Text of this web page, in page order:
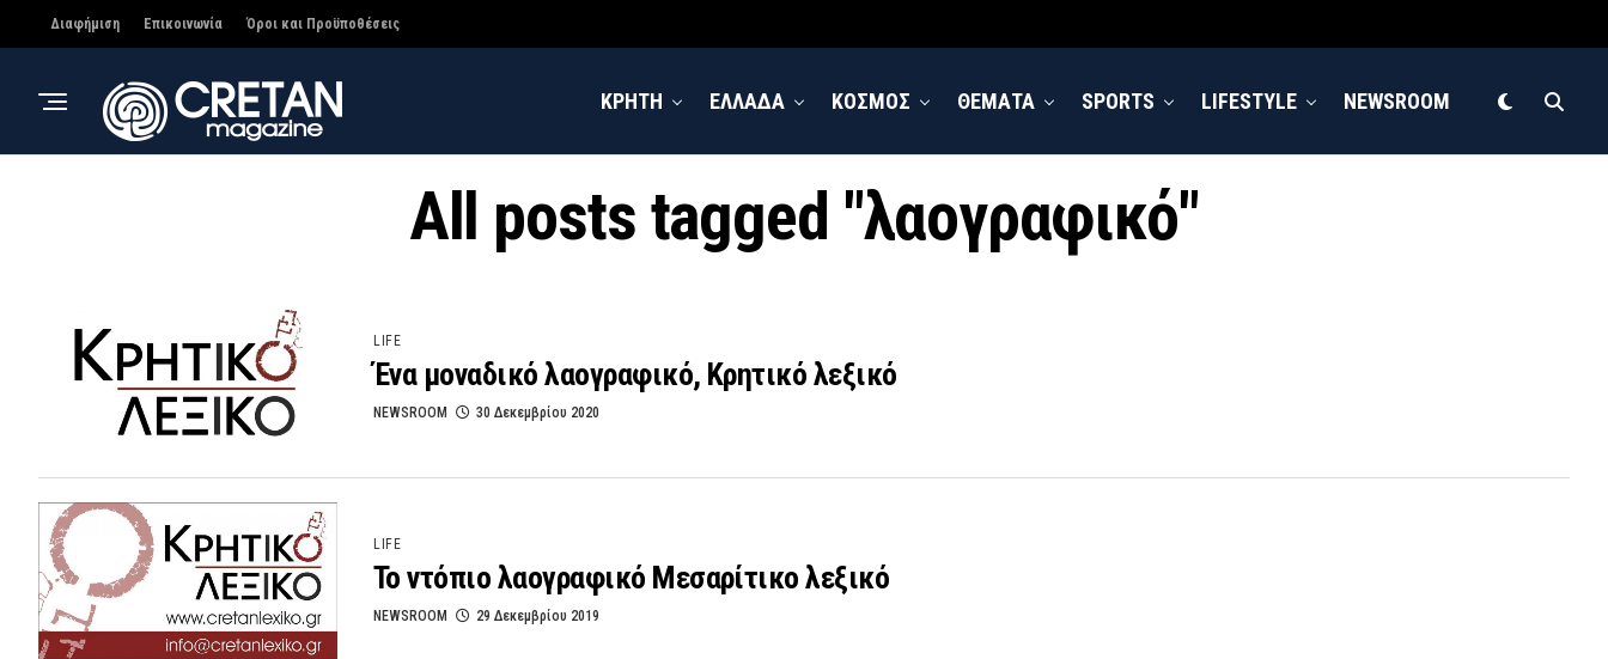
Διαφήμιση Επικοινωνία Όροι και Προϋποθέσεις
ΚΡΗΤΗ ΕΛΛΑΔΑ ΚΟΣΜΟΣ ΘΕΜΑΤΑ SPORTS LIFESTYLE NEWSROOM
All posts tagged "λαογραφικό"
LIFE
Ένα μοναδικό λαογραφικό, Κρητικό λεξικό
NEWSROOM 30 Δεκεμβρίου 2020
LIFE
Το ντόπιο λαογραφικό Μεσαρίτικο λεξικό
NEWSROOM 29 Δεκεμβρίου 2019